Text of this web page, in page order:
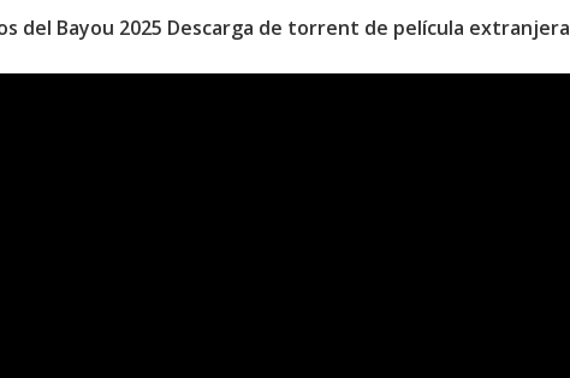
del Bayou 2025 Descarga de torrent de película extranjera